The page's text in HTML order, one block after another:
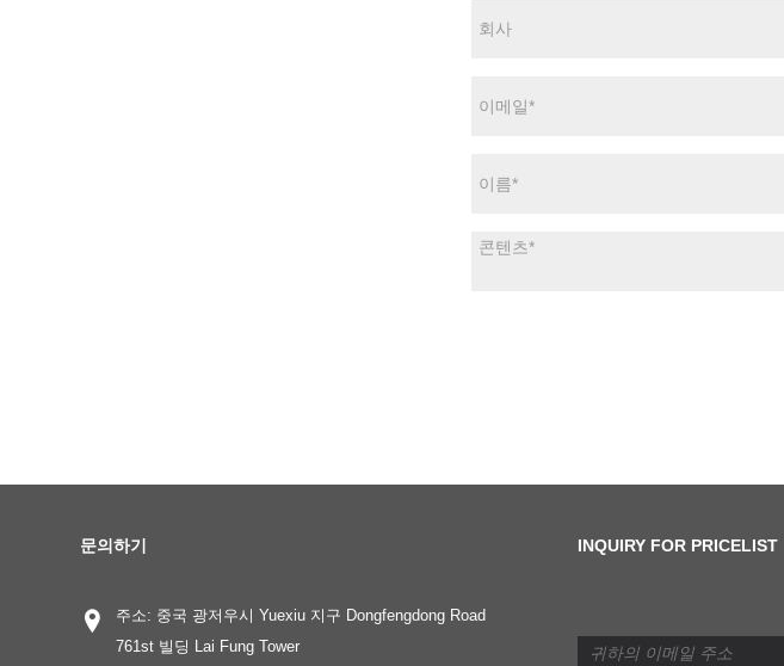
문의하기
주소: 중국 광저우시 Yuexiu 지구 Dongfengdong Road
761st 빌딩 Lai Fung Tower
INQUIRY FOR PRICELIST